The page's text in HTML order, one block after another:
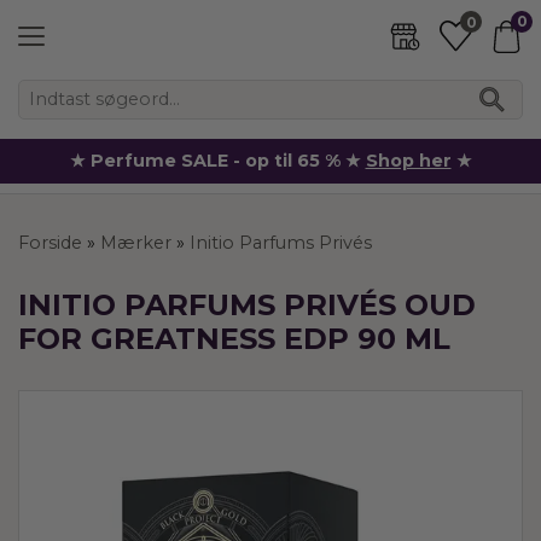
0 0
★ Perfume SALE - op til 65 % ★ Shop her ★
Forside » Mærker » Initio Parfums Privés
INITIO PARFUMS PRIVÉS OUD
FOR GREATNESS EDP 90 ML